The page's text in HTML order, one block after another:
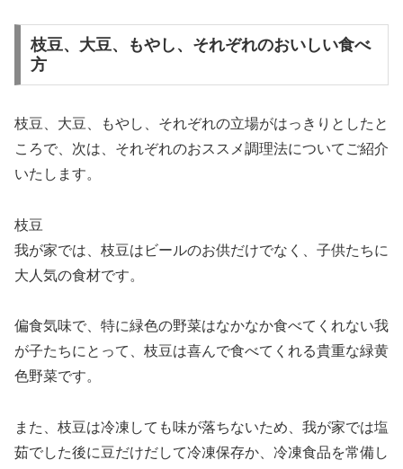
枝豆、大豆、もやし、それぞれのおいしい食べ
方
枝豆、大豆、もやし、それぞれの立場がはっきりとしたと
ころで、次は、それぞれのおススメ調理法についてご紹介
いたします。
枝豆
我が家では、枝豆はビールのお供だけでなく、子供たちに
大人気の食材です。
偏食気味で、特に緑色の野菜はなかなか食べてくれない我
が子たちにとって、枝豆は喜んで食べてくれる貴重な緑黄
色野菜です。
また、枝豆は冷凍しても味が落ちないため、我が家では塩
茹でした後に豆だけだして冷凍保存か、冷凍食品を常備し